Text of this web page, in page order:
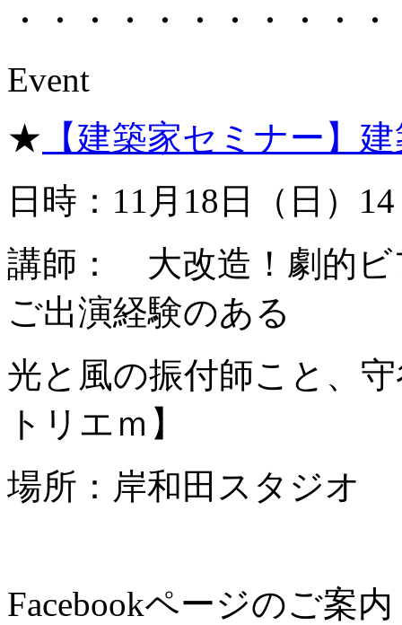
・・・・・・・・・・
Event
★ 【建築家セミナー】
日時：11月18日（日）
講師： 大改造！劇的ビ
ご出演経験のある
光と風の振付師こと、
トリエｍ】
場所：岸和田スタジオ
Facebookページのご案内